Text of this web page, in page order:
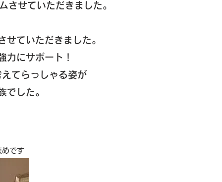
させていただきました。
ていただきました。
力にサポート！
てらっしゃる姿が
でした。
めです